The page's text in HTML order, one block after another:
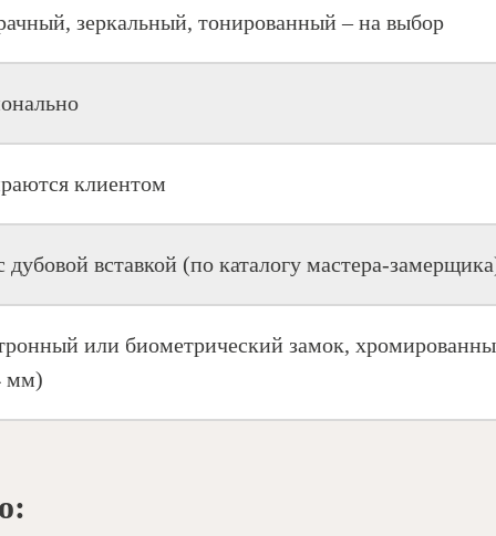
зеркальный, тонированный – на выбор
клиентом
дубовой вставкой (по каталогу мастера-
или биометрический замок,
мм)